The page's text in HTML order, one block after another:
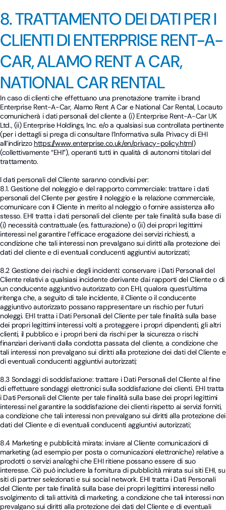
8. TRATTAMENTO DEI DATI PER I
CLIENTI DI ENTERPRISE RENT-A-
CAR, ALAMO RENT A CAR,
NATIONAL CAR RENTAL
In caso di clienti che effettuano una prenotazione tramite i brand
Enterprise Rent-A-Car, Alamo Rent A Car e National Car Rental, Locauto
comunicherà i dati personali del cliente a (i) Enterprise Rent-A-Car UK
Ltd., (ii) Enterprise Holdings, Inc. e/o a qualsiasi sua controllata pertinente
(per i dettagli si prega di consultare l’Informativa sulla Privacy di EHI
all’indirizzo https://www.enterprise.co.uk/en/privacy-policy.html)
(collettivamente “EHI”), operanti tutti in qualità di autonomi titolari del
trattamento.
I dati personali del Cliente saranno condivisi per:
8.1. Gestione del noleggio e del rapporto commerciale: trattare i dati
personali del Cliente per gestire il noleggio e la relazione commerciale,
comunicare con il Cliente in merito al noleggio o fornire assistenza allo
stesso. EHI tratta i dati personali del cliente per tale finalità sulla base di
(i) necessità contrattuale (es. fatturazione) o (ii) dei propri legittimi
interessi nel garantire l’efficace erogazione dei servizi richiesti, a
condizione che tali interessi non prevalgano sui diritti alla protezione dei
dati del cliente e di eventuali conducenti aggiuntivi autorizzati;
8.2 Gestione dei rischi e degli incidenti: conservare i Dati Personali del
Cliente relativi a qualsiasi incidente derivante dai rapporti del Cliente o di
un conducente aggiuntivo autorizzato con EHI, qualora quest’ultima
ritenga che, a seguito di tale incidente, il Cliente o il conducente
aggiuntivo autorizzato possano rappresentare un rischio per futuri
noleggi. EHI tratta i Dati Personali del Cliente per tale finalità sulla base
dei propri legittimi interessi volti a proteggere i propri dipendenti, gli altri
clienti, il pubblico e i propri beni da rischi per la sicurezza o rischi
finanziari derivanti dalla condotta passata del cliente, a condizione che
tali interessi non prevalgano sui diritti alla protezione dei dati del Cliente e
di eventuali conducenti aggiuntivi autorizzati;
8.3 Sondaggi di soddisfazione: trattare i Dati Personali del Cliente al fine
di effettuare sondaggi elettronici sulla soddisfazione dei clienti. EHI tratta
i Dati Personali del Cliente per tale finalità sulla base dei propri legittimi
interessi nel garantire la soddisfazione dei clienti rispetto ai servizi forniti,
a condizione che tali interessi non prevalgano sui diritti alla protezione dei
dati del Cliente e di eventuali conducenti aggiuntivi autorizzati;
8.4 Marketing e pubblicità mirata: inviare al Cliente comunicazioni di
marketing (ad esempio per posta o comunicazioni elettroniche) relative a
prodotti o servizi analoghi che EHI ritiene possano essere di suo
interesse. Ciò può includere la fornitura di pubblicità mirata sui siti EHI, su
siti di partner selezionati e sui social network. EHI tratta i Dati Personali
del Cliente per tale finalità sulla base dei propri legittimi interessi nello
svolgimento di tali attività di marketing, a condizione che tali interessi non
prevalgano sui diritti alla protezione dei dati del Cliente e di eventuali